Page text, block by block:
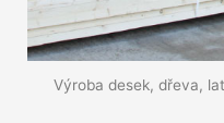
Výroba desek, dřeva,